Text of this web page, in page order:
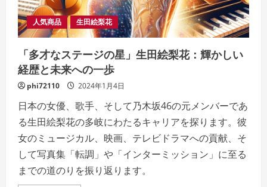
人気商品 生田絵梨花
「多才なステージの星」生田絵梨花：輝かしい
経歴と未来への一歩
phi72110 2024年1月4日
日本の女優、歌手、そして乃木坂46の元メンバーであ
る生田絵梨花の多岐にわたるキャリアを探ります。彼
女のミュージカル、映画、テレビドラマへの貢献、そ
して写真集「転調」や「インターミッション」に至る
までの道のりを振り返ります。